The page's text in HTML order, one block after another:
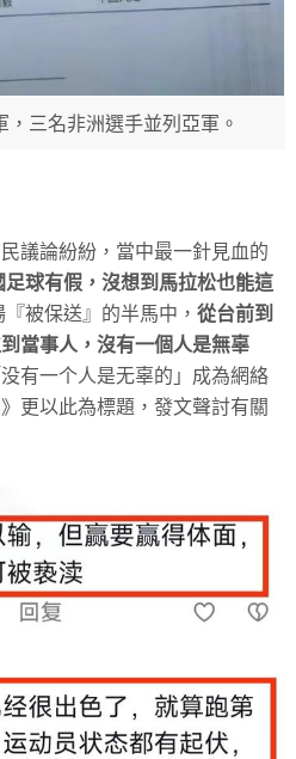
三名非洲選手並列亞軍。
議論紛紛，當中最一針見血的
球有假，沒想到馬拉松也能這
被保送』的半馬中，從台前到
當事人，沒有一個人是無辜
有一个人是无辜的」成為網絡
》更以此為標題，發文聲討有關